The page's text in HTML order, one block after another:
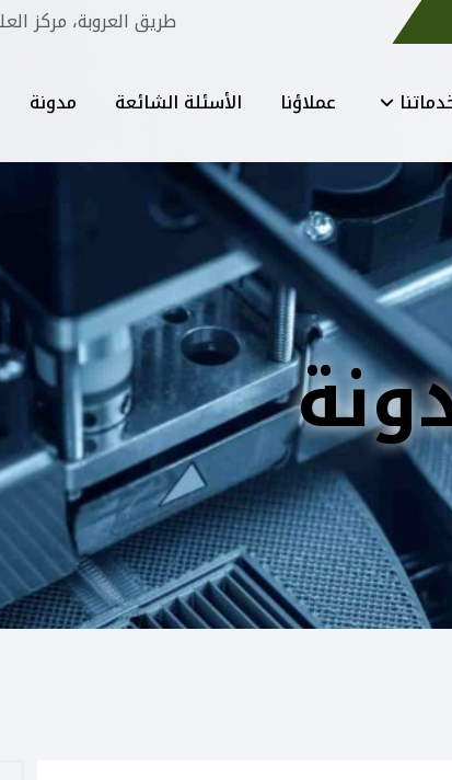
طريق العروبة، مركز
عملاؤنا الأسئلة الشائعة مدونة